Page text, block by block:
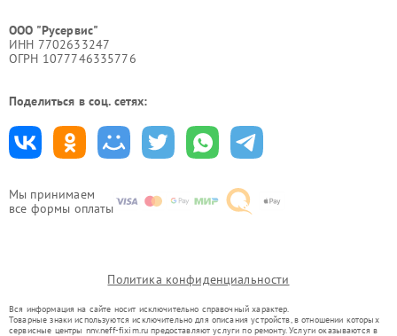
Мы принимаем
все формы оплаты
ООО "Русервис"
ИНН 7702633247
ОГРН 1077746335776
Поделиться в соц. сетях:
Политика конфиденциальности
Вся информация на сайте носит исключительно справочный характер.
Товарные знаки используются исключительно для описания устройств, в отношении которых
сервисные центры nnv.neff-fixim.ru предоставляют услуги по ремонту. Услуги оказываются в